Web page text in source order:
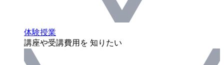
体験授業
講座や受講費用を 知りたい